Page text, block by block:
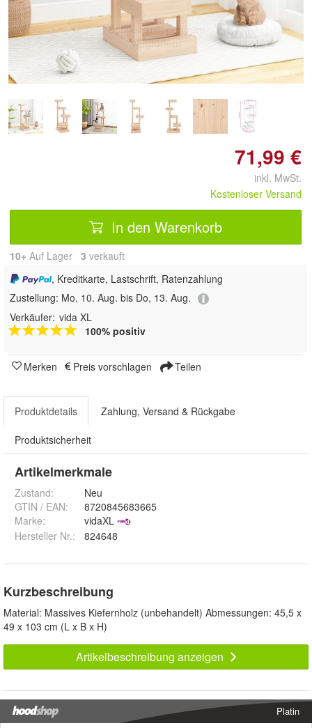
Doppelt antippen zum
vergrößern
71,99 €
inkl. MwSt.
Kostenloser Versand
In den Warenkorb
10+ Auf Lager 3 verkauft
, Kreditkarte, Lastschrift, Ratenzahlung
Zustellung: Mo, 10. Aug. bis Do, 13. Aug.
Verkäufer: vida XL
100% positiv
Merken Preis vorschlagen Teilen
Produktdetails Zahlung, Versand & Rückgabe
Produktsicherheit
Artikelmerkmale
Zustand:
Neu
GTIN / EAN:
8720845683665
Marke:
vidaXL
Hersteller Nr.:
824648
Kurzbeschreibung
Material: Massives Kiefernholz (unbehandelt) Abmessungen: 45,5 x
49 x 103 cm (L x B x H)
Artikelbeschreibung anzeigen
Platin